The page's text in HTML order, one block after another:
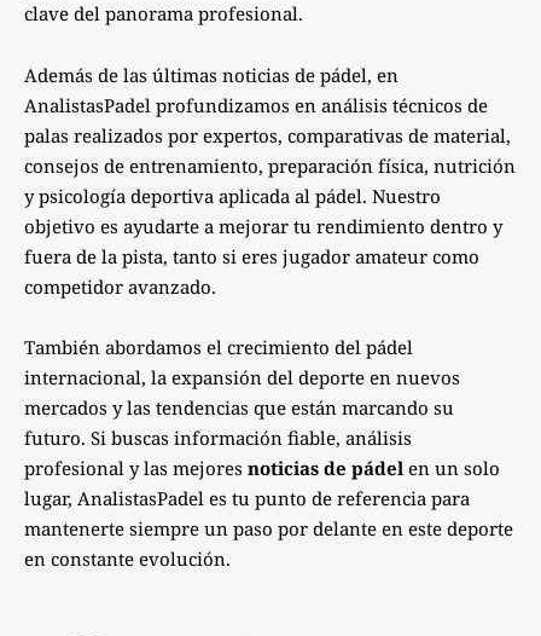
clave del panorama profesional.
Además de las últimas noticias de pádel, en
AnalistasPadel profundizamos en análisis técnicos de
palas realizados por expertos, comparativas de material,
consejos de entrenamiento, preparación física, nutrición
y psicología deportiva aplicada al pádel. Nuestro
objetivo es ayudarte a mejorar tu rendimiento dentro y
fuera de la pista, tanto si eres jugador amateur como
competidor avanzado.
También abordamos el crecimiento del pádel
internacional, la expansión del deporte en nuevos
mercados y las tendencias que están marcando su
futuro. Si buscas información fiable, análisis
profesional y las mejores noticias de pádel en un solo
lugar, AnalistasPadel es tu punto de referencia para
mantenerte siempre un paso por delante en este deporte
en constante evolución.